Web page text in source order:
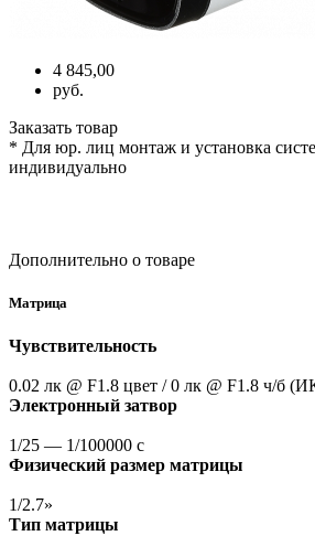
4 845,00
руб.
Заказать товар
* Для юр. лиц монтаж и установка
индивидуально
Дополнительно о товаре
Матрица
Чувствительность
0.02 лк @ F1.8 цвет / 0 лк @ F1.8 ч/б
Электронный затвор
1/25 — 1/100000 с
Физический размер матрицы
1/2.7»
Тип матрицы